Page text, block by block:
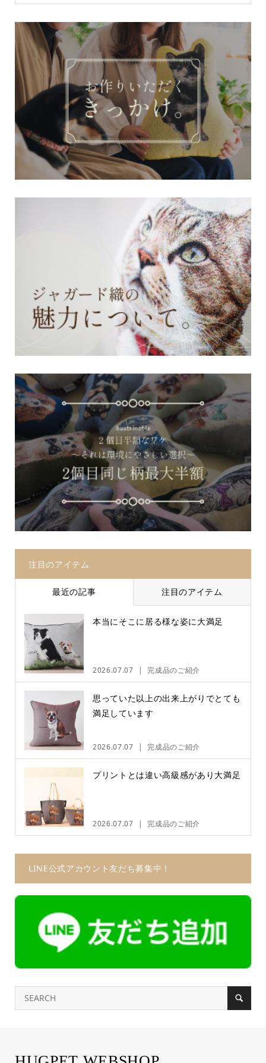
注目のアイテム
最近の記事 注目のアイテム
本当にそこに居る様な姿に大満足
2026.07.07 完成品のご紹介
思っていた以上の出来上がりでとても
満足しています
2026.07.07 完成品のご紹介
プリントとは違い高級感があり大満足
2026.07.07 完成品のご紹介
LINE公式アカウント友だち募集中！